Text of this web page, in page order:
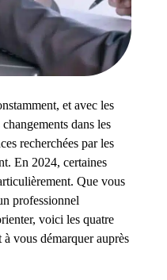
et avec les
dans les
recherchées par les
En 2024, certaines
Que vous
professionnel
voici les quatre
vous démarquer auprès